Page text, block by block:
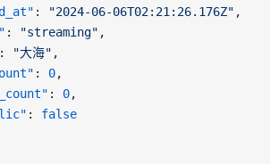
: "2024-06-06T02:21:26.176Z" ,
: "streaming" ,
: "大海" ,
: 0,
: 0,
: false